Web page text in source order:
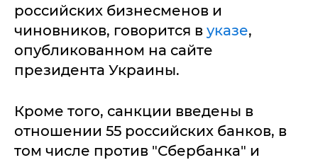
российских бизнесменов и
чиновников, говорится в указе,
опубликованном на сайте
президента Украины.
Кроме того, санкции введены в
отношении 55 российских банков, в
том числе против "Сбербанка" и